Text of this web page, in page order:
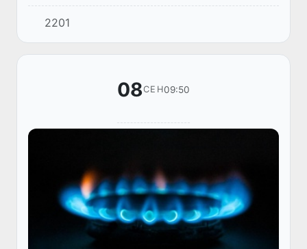
сентября, был учрежден в 1958 году в
Бухаресте, на IV конгрессе международной
организации журналистов. По замыслу...
2201
08СЕН09:50